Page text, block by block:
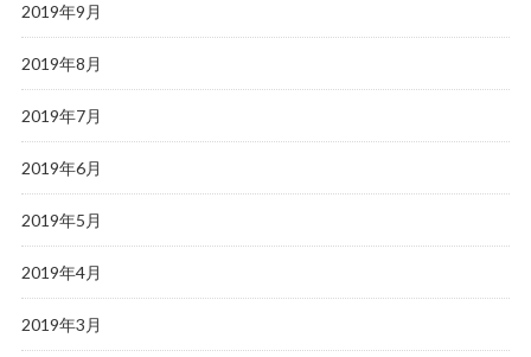
2019年9月
2019年8月
2019年7月
2019年6月
2019年5月
2019年4月
2019年3月